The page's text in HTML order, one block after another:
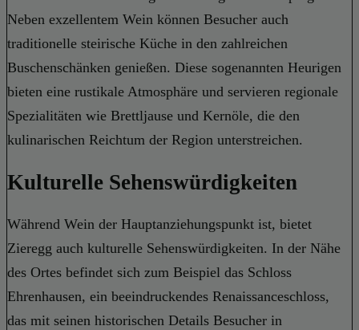
Neben exzellentem Wein können Besucher auch
traditionelle steirische Küche in den zahlreichen
Buschenschänken genießen. Diese sogenannten Heurigen
bieten eine rustikale Atmosphäre und servieren regionale
Spezialitäten wie Brettljause und Kernöle, die den
kulinarischen Reichtum der Region unterstreichen.
Kulturelle Sehenswürdigkeiten
Während Wein der Hauptanziehungspunkt ist, bietet
Zieregg auch kulturelle Sehenswürdigkeiten. In der Nähe
des Ortes befindet sich zum Beispiel das Schloss
Ehrenhausen, ein beeindruckendes Renaissanceschloss,
das mit seinen historischen Details Besucher in